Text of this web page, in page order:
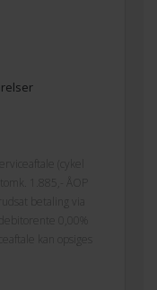
(cykel
1.885,- ÅOP
betaling via
0,00%
kan opsiges